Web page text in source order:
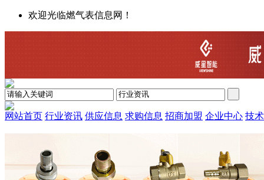
欢迎光临燃气表信息网！
网站首页 行业资讯 供应信息 求购信息 招商加盟 企业中心 技